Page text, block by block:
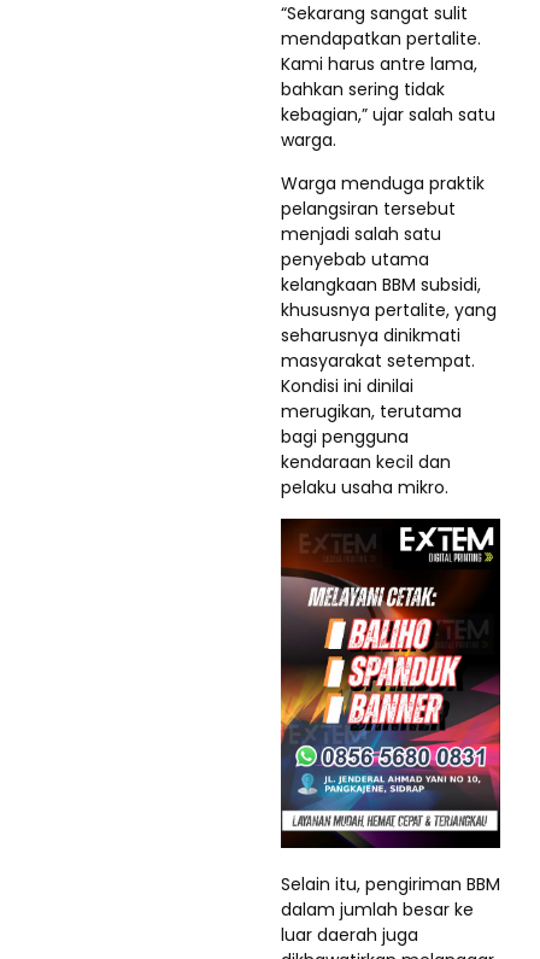
“Sekarang sangat sulit
mendapatkan pertalite.
Kami harus antre lama,
bahkan sering tidak
kebagian,” ujar salah satu
warga.
Warga menduga praktik
pelangsiran tersebut
menjadi salah satu
penyebab utama
kelangkaan BBM subsidi,
khususnya pertalite, yang
seharusnya dinikmati
masyarakat setempat.
Kondisi ini dinilai
merugikan, terutama
bagi pengguna
kendaraan kecil dan
pelaku usaha mikro.
Selain itu, pengiriman BBM
dalam jumlah besar ke
luar daerah juga